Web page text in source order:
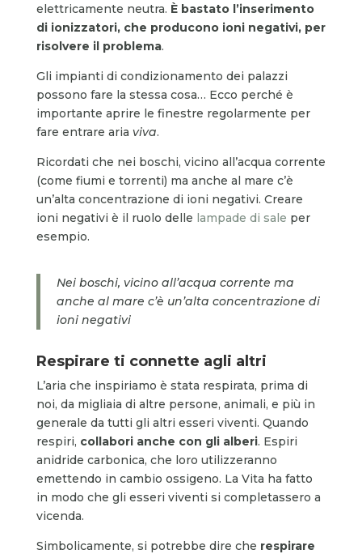
elettricamente neutra. È bastato l’inserimento
di ionizzatori, che producono ioni negativi, per
risolvere il problema.
Gli impianti di condizionamento dei palazzi
possono fare la stessa cosa… Ecco perché è
importante aprire le finestre regolarmente per
fare entrare aria viva.
Ricordati che nei boschi, vicino all’acqua corrente
(come fiumi e torrenti) ma anche al mare c’è
un’alta concentrazione di ioni negativi. Creare
ioni negativi è il ruolo delle lampade di sale per
esempio.
Nei boschi, vicino all’acqua corrente ma
anche al mare c’è un’alta concentrazione di
ioni negativi
Respirare ti connette agli altri
L’aria che inspiriamo è stata respirata, prima di
noi, da migliaia di altre persone, animali, e più in
generale da tutti gli altri esseri viventi. Quando
respiri, collabori anche con gli alberi. Espiri
anidride carbonica, che loro utilizzeranno
emettendo in cambio ossigeno. La Vita ha fatto
in modo che gli esseri viventi si completassero a
vicenda.
Simbolicamente, si potrebbe dire che respirare